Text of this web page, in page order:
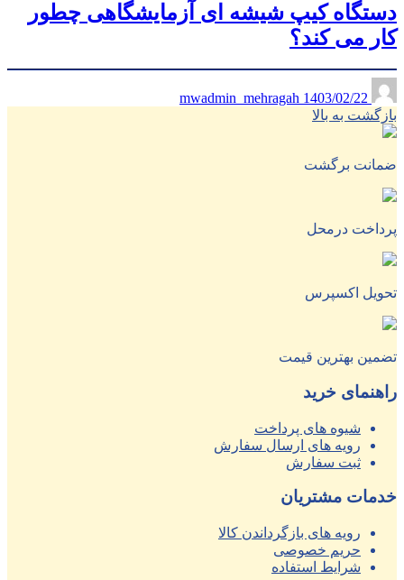
دستگاه کیپ شیشه ای آزمایشگاهی چطور
کار می کند؟
1403/02/22
بازگشت به بالا
ضمانت برگشت
پرداخت درمحل
تحویل اکسپرس
تضمین بهترین قیمت
راهنمای خرید
شیوه های پرداخت
رویه های ارسال سفارش
ثبت سفارش
خدمات مشتریان
رویه های بازگرداندن کالا
حریم خصوصی
شرایط استفاده